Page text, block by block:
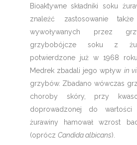
Bioaktywne składniki soku
znaleźć zastosowanie
wywoływanych przez
grzybobójcze soku z
potwierdzone już w 1968
Medrek zbadali jego wpływ in
grzybów. Zbadano wówczas
choroby skóry, przy
doprowadzonej do
żurawiny hamował wzrost
(oprócz Candida albicans).